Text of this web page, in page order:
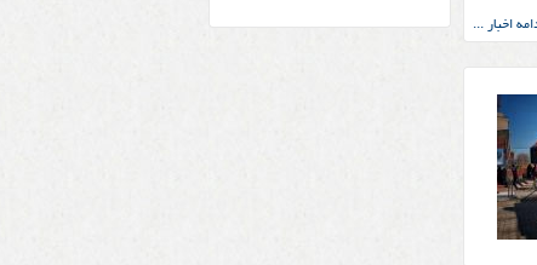
اخبار ...